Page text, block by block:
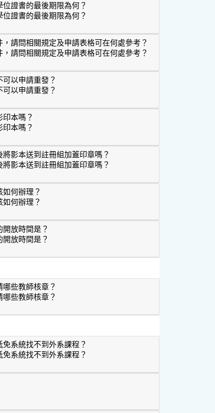
證書的最後期限為何？
證書的最後期限為何？
學位證書的最後期限為何？
請問相關規定及申請表格可在何處參考？
請問相關規定及申請表格可在何處參考？
件，請問相關規定及申請表格可在何處參考？
以申請重發？
以申請重發？
不可以申請重發？
本嗎？
本嗎？
影印本嗎？
影本送到註冊組加蓋印章嗎？
影本送到註冊組加蓋印章嗎？
後將影本送到註冊組加蓋印章嗎？
何辦理？
何辦理？
該如何辦理？
放時間是？
放時間是？
的開放時間是？
些教師核章？
些教師核章？
請哪些教師核章？
系統找不到外系課程？
系統找不到外系課程？
抵免系統找不到外系課程？